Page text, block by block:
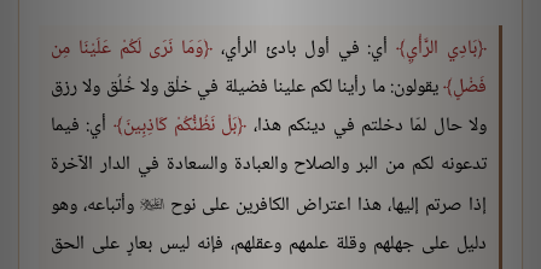
بَادِي الرَّأْيِ أي: في أول بادئ الرأي، وَمَا نَرَى لَكُمْ عَلَيْنَا مِن
فَضْلٍ يقولون: ما رأينا لكم علينا فضيلة في خلْق ولا خُلُق ولا رزق
ولا حال لمّا دخلتم في دينكم هذا، بَلْ نَظُنُّكُمْ كَاذِبِينَ أي: فيما
تدعونه لكم من البر والصلاح والعبادة والسعادة في الدار الآخرة
إذا صرتم إليها، هذا اعتراض الكافرين على نوح  وأتباعه، وهو
دليل على جهلهم وقلة علمهم وعقلهم، فإنه ليس بعارٍ على الحق